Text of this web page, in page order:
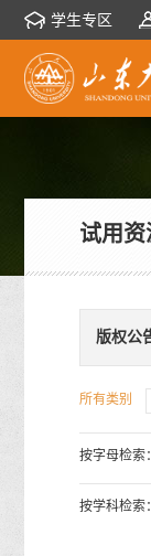
学生专区
试用资
版权公
所有类别
按字母检索：
按学科检索：